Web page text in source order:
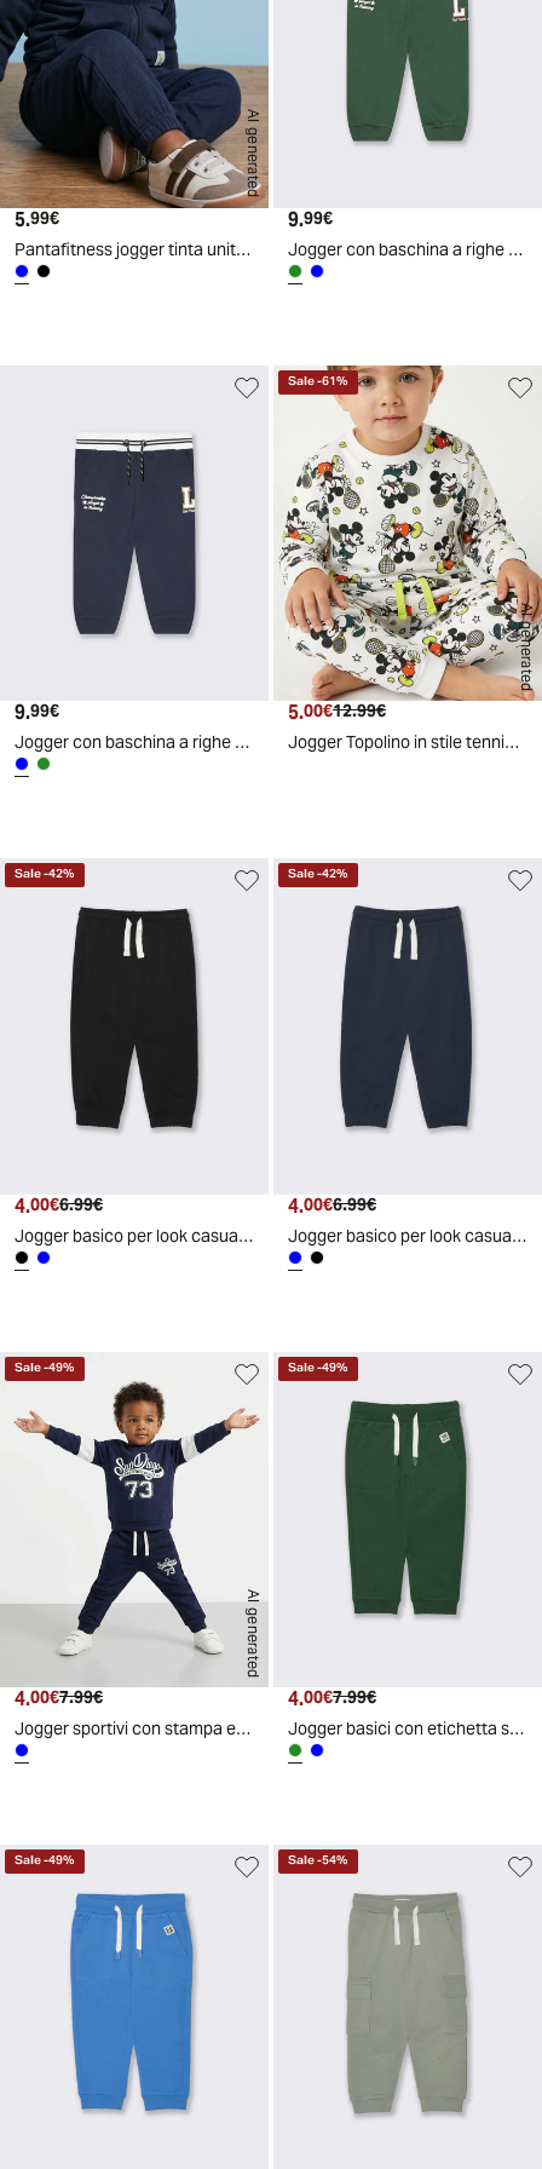
AI generated
Prezzo attuale
5.99€
Pantafitness jogger tinta unita basico - Blu
Prezzo attuale
9.99€
Jogger con baschina a righe e coulisse - Verde abete
Prezzo attuale
9.99€
Jogger con baschina a righe e coulisse - Blu
AI generated
Sale-61%
Prezzo attuale
5.00€ Prezzo originale
12.99€
Jogger Topolino in stile tennis casual - Fantasia
Sale-42%
Prezzo attuale
4.00€ Prezzo originale
6.99€
Jogger basico per look casual e sportivi - Nero
Sale-42%
Prezzo attuale
4.00€ Prezzo originale
6.99€
Jogger basico per look casual e sportivi - Blu
AI generated
Sale-49%
Prezzo attuale
4.00€ Prezzo originale
7.99€
Jogger sportivi con stampa e costina - Blu
Sale-49%
Prezzo attuale
4.00€ Prezzo originale
7.99€
Jogger basici con etichetta sportiva - Verde abete
Sale-49% Sale-54%